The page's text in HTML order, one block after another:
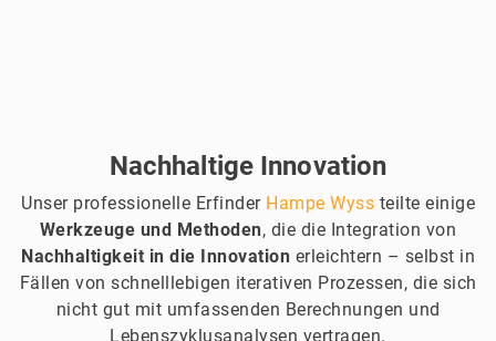
Nachhaltige Innovation
Unser professionelle Erfinder Hampe Wyss teilte einige
Werkzeuge und Methoden, die die Integration von
Nachhaltigkeit in die Innovation erleichtern – selbst in
Fällen von schnelllebigen iterativen Prozessen, die sich
nicht gut mit umfassenden Berechnungen und
Lebenszyklusanalysen vertragen.